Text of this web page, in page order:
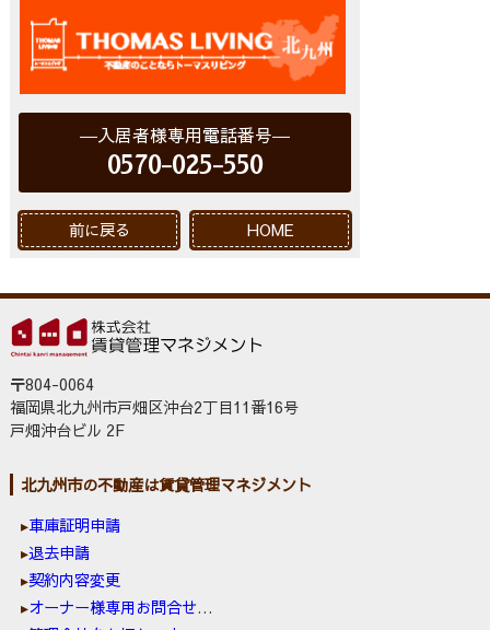
入居者様専用電話番号
0570-025-550
前に戻る HOME
〒804-0064
福岡県北九州市戸畑区沖台2丁目11番16号
戸畑沖台ビル 2F
北九州市の不動産は賃貸管理マネジメント
車庫証明申請
退去申請
契約内容変更
オーナー様専用お問合せ窓口